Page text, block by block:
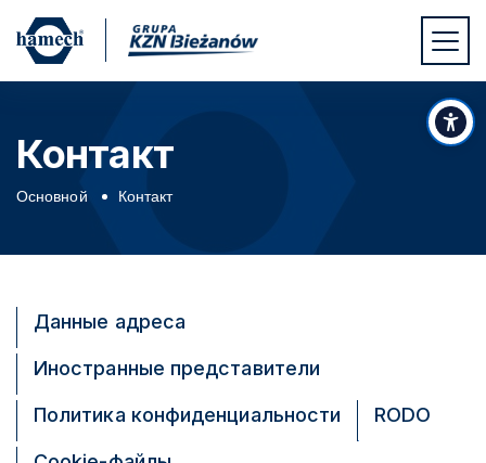
Контакт
Основной Контакт
Данные адреса
Иностранные представители
Политика конфиденциальности RODO